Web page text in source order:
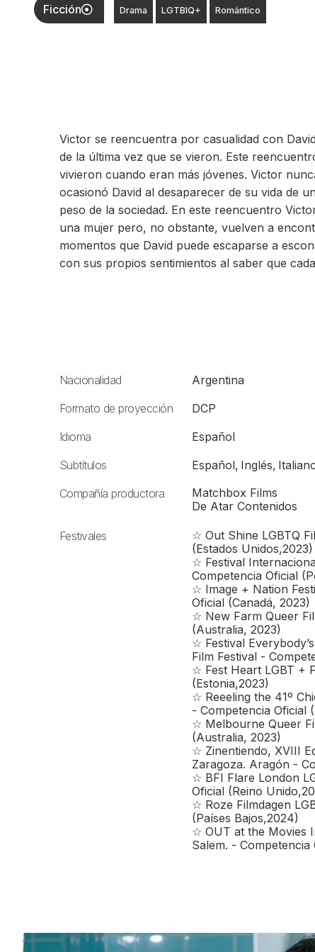
Ficción Drama LGTBIQ+ Romántico
Victor se reencuentra por casualidad con
de la última vez que se vieron. Este
vivieron cuando eran más jóvenes. Victor
ocasionó David al desaparecer de su vida de
peso de la sociedad. En este reencuentro
una mujer pero, no obstante, vuelven a
momentos que David puede escaparse a
con sus propios sentimientos al saber que
Nacionalidad
Argentina
Formato de proyección
DCP
Idioma
Español
Subtítulos
Español, Inglés,
Compañía productora
Matchbox Films
De Atar Contenidos
Festivales
☆ Out Shine LGBTQ
(Estados Unidos,2023)
☆ Festival
Competencia Oficial
☆ Image + Nation
Oficial (Canadá, 2023)
☆ New Farm Queer
(Australia, 2023)
☆ Festival
Film Festival -
☆ Fest Heart LGBT +
(Estonia,2023)
☆ Reeeling the 41º
- Competencia Oficial
☆ Melbourne Queer
(Australia, 2023)
☆ Zinentiendo, XVIII
Zaragoza. Aragón -
☆ BFI Flare London
Oficial (Reino
☆ Roze Filmdagen
(Países Bajos,2024)
☆ OUT at the Movies
Salem. - Competencia